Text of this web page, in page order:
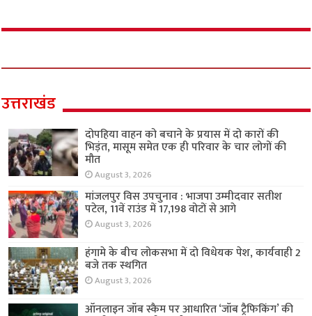
उत्तराखंड
दोपहिया वाहन को बचाने के प्रयास में दो कारों की
भिड़ंत, मासूम समेत एक ही परिवार के चार लोगों की
मौत
August 3, 2026
मांजलपुर विस उपचुनाव : भाजपा उम्मीदवार सतीश
पटेल, 11वें राउंड में 17,198 वोटों से आगे
August 3, 2026
हंगामे के बीच लोकसभा में दो विधेयक पेश, कार्यवाही 2
बजे तक स्थगित
August 3, 2026
ऑनलाइन जॉब स्कैम पर आधारित ‘जॉब ट्रैफिकिंग’ की